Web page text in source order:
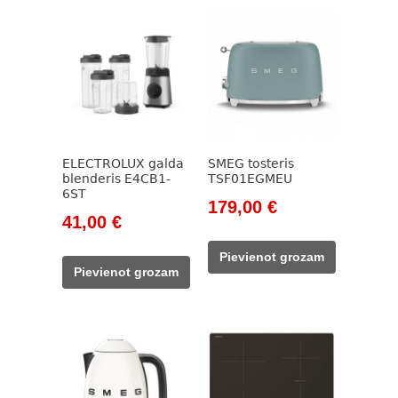
ELECTROLUX galda
blenderis E4CB1-
6ST
Original
was:
101,00 €.
41,00 €Current
Pievienot grozam
SMEG tosteris
TSF01EGMEU
Original
was:
205,00 €.
179,00 €Current
179,00 €.
Pievienot grozam